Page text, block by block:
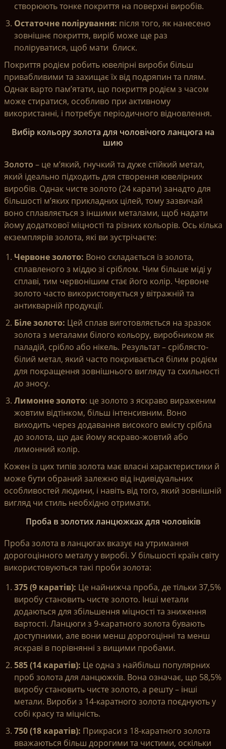
створюють тонке покриття на поверхні виробів.
Остаточне полірування: після того, як нанесено
зовнішнє покриття, виріб може ще раз
поліруватися, щоб мати блиск.
Покриття родієм робить ювелірні вироби більш
привабливими та захищає їх від подряпин та плям.
Однак варто пам’ятати, що покриття родієм з часом
може стиратися, особливо при активному
використанні, і потребує періодичного відновлення.
Вибір кольору золота для чоловічого ланцюга на
шию
Золото – це м’який, гнучкий та дуже стійкий метал,
який ідеально підходить для створення ювелірних
виробів. Однак чисте золото (24 карати) занадто для
більшості м’яких прикладних цілей, тому зазвичай
воно сплавляється з іншими металами, щоб надати
йому додаткової міцності та різних кольорів. Ось кілька
екземплярів золота, які ви зустрічаєте:
Червоне золото: Воно складається із золота,
сплавленого з міддю зі сріблом. Чим більше міді у
сплаві, тим червонішим стає його колір. Червоне
золото часто використовується у вітражній та
антикварній продукції.
Біле золото: Цей сплав виготовляється на зразок
золота з металами білого кольору, виробником як
паладій, срібло або нікель. Результат – сріблясто-
білий метал, який часто покривається білим родієм
для покращення зовнішнього вигляду та схильності
до зносу.
Лимонне золото: це золото з яскраво вираженим
жовтим відтінком, більш інтенсивним. Воно
виходить через додавання високого вмісту срібла
до золота, що дає йому яскраво-жовтий або
лимонний колір.
Кожен із цих типів золота має власні характеристики й
може бути обраний залежно від індивідуальних
особливостей людини, і навіть від того, який зовнішній
вигляд чи стиль необхідно отримати.
Проба в золотих ланцюжках для чоловіків
Проба золота в ланцюгах вказує на утримання
дорогоцінного металу у виробі. У більшості країн світу
використовуються такі проби золота:
375 (9 каратів): Це найнижча проба, де тільки 37,5%
виробу становить чисте золото. Інші метали
додаються для збільшення міцності та зниження
вартості. Ланцюги з 9-каратного золота бувають
доступними, але вони менш дорогоцінні та менш
яскраві в порівнянні з вищими пробами.
585 (14 каратів): Це одна з найбільш популярних
проб золота для ланцюжків. Вона означає, що 58,5%
виробу становить чисте золото, а решту – інші
метали. Вироби з 14-каратного золота поєднують у
собі красу та міцність.
750 (18 каратів): Прикраси з 18-каратного золота
вважаються більш дорогими та чистими, оскільки